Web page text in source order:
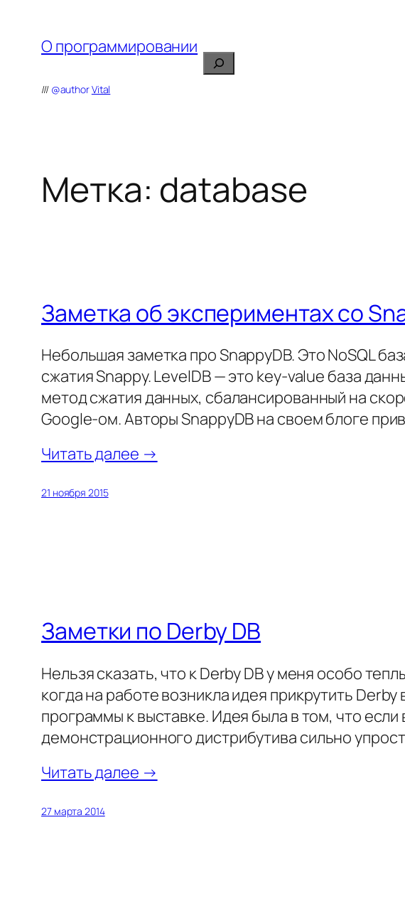
содержимому
О программировании
/// @authorVital
Поиск
Метка: database
Заметка об экспериментах со
Небольшая заметка про SnappyDB. Это NoSQL
сжатия Snappy. LevelDB — это key-value база
метод сжатия данных, сбалансированный на
Google-ом. Авторы SnappyDB на своем блоге
Читать далее →
21 ноября 2015
Заметки по Derby DB
Нельзя сказать, что к Derby DB у меня особо
когда на работе возникла идея прикрутить
программы к выставке. Идея была в том, что
демонстрационного дистрибутива сильно
Читать далее →
27 марта 2014